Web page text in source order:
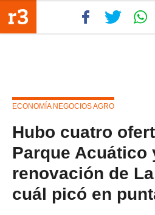
ECONOMÍA NEGOCIOS AGRO
Hubo cuatro
Parque Acuático
renovación de
cuál picó en